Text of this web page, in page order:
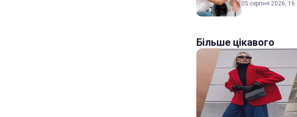
05 серпня 2026,
Більше цікавого